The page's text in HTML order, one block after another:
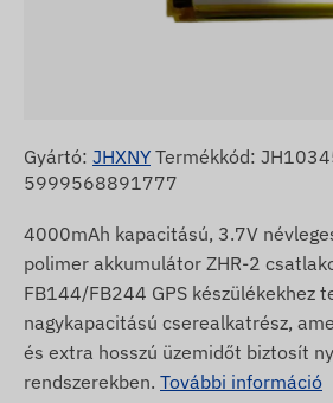
Gyártó: JHXNY Termékkód:
5999568891777
4000mAh kapacitású, 3.7V
polimer akkumulátor ZHR-2
FB144/FB244 GPS készülékekhez
nagykapacitású cserealkatrész,
és extra hosszú üzemidőt biztosít
rendszerekben. További információ